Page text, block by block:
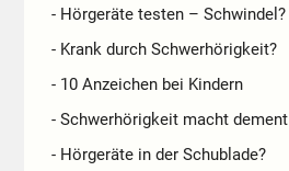
- Hörgeräte testen – Schwindel?
- Krank durch Schwerhörigkeit?
- 10 Anzeichen bei Kindern
- Schwerhörigkeit macht dement
- Hörgeräte in der Schublade?